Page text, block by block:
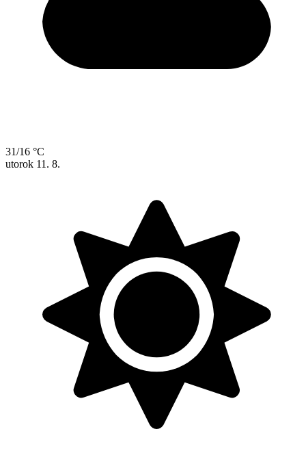
31/16 °C
utorok 11. 8.